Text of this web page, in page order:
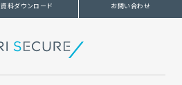
資料ダウンロード お問い合わせ